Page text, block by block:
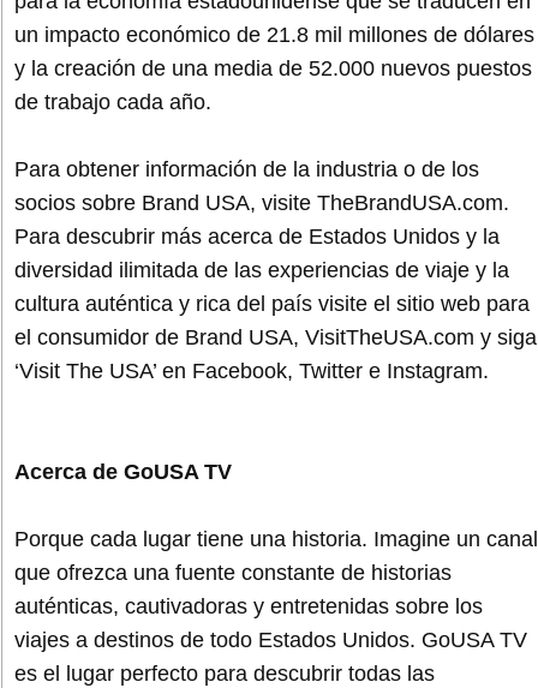
un impacto económico de 21.8 mil millones de dólares
y la creación de una media de 52.000 nuevos puestos
de trabajo cada año.
Para obtener información de la industria o de los
socios sobre Brand USA, visite TheBrandUSA.com.
Para descubrir más acerca de Estados Unidos y la
diversidad ilimitada de las experiencias de viaje y la
cultura auténtica y rica del país visite el sitio web para
el consumidor de Brand USA, VisitTheUSA.com y siga
‘Visit The USA’ en Facebook, Twitter e Instagram.
Acerca de GoUSA TV
Porque cada lugar tiene una historia. Imagine un canal
que ofrezca una fuente constante de historias
auténticas, cautivadoras y entretenidas sobre los
viajes a destinos de todo Estados Unidos. GoUSA TV
es el lugar perfecto para descubrir todas las